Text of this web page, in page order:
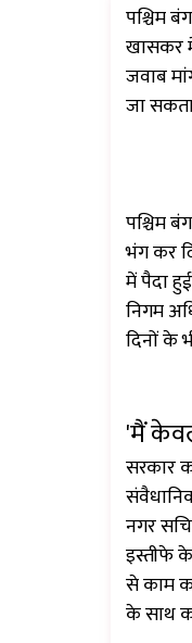
पश्चिम
खासकर
जवाब
जा
पश्चिम
भंग कर
में पैदा
निगम
दिनों के
'मैं
सरकार
नगर
इस्तीफे
से काम
के साथ